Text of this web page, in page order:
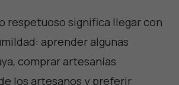
respetuoso significa llegar con
aprender algunas
comprar artesanías
los artesanos y preferir